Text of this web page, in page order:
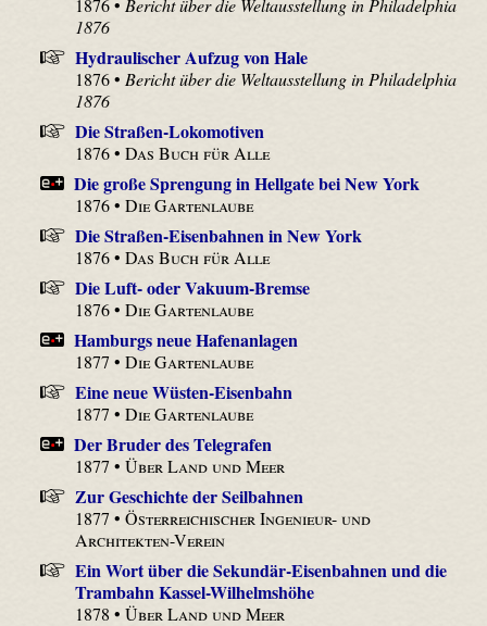
1876
Hydraulischer Aufzug von Hale
1876 • Bericht über die Weltausstellung in Philadelphia
1876
Die Straßen-Lokomotiven
1876 •Das Buch für Alle
Die große Sprengung in Hellgate bei New York
1876 •Die Gartenlaube
Die Straßen-Eisenbahnen in New York
1876 •Das Buch für Alle
Die Luft- oder Vakuum-Bremse
1876 •Die Gartenlaube
Hamburgs neue Hafenanlagen
1877 •Die Gartenlaube
Eine neue Wüsten-Eisenbahn
1877 •Die Gartenlaube
Der Bruder des Telegrafen
1877 •Über Land und Meer
Zur Geschichte der Seilbahnen
1877 •Österreichischer Ingenieur- und
Architekten-Verein
Ein Wort über die Sekundär-Eisenbahnen und die
Trambahn Kassel-Wilhelmshöhe
1878 •Über Land und Meer